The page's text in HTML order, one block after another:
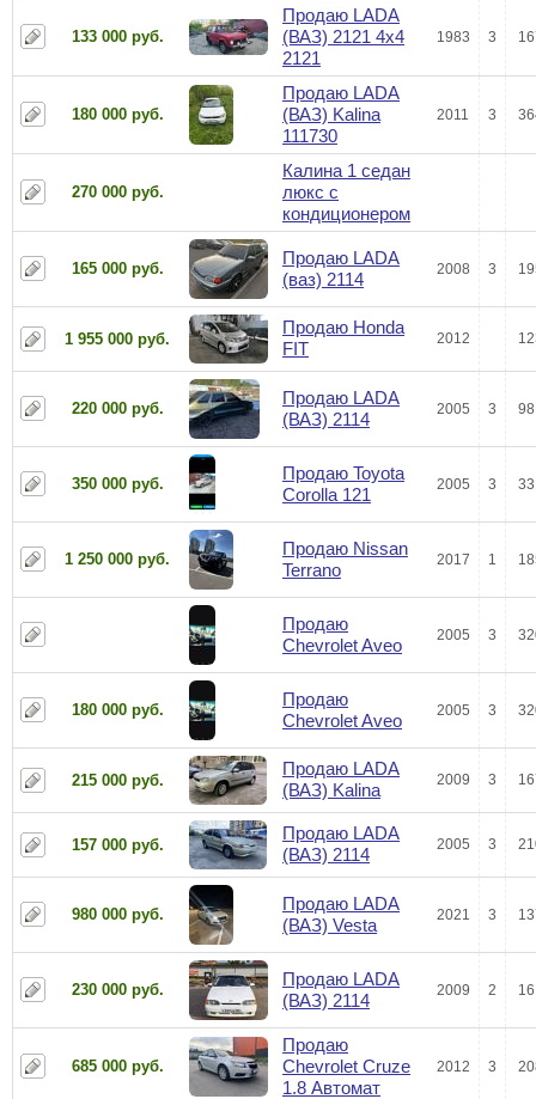
133 000 руб.
Продаю LADA
(ВАЗ) 2121 4x4
2121
1983 3
180 000 руб.
Продаю LADA
(ВАЗ) Kalina
111730
2011 3
270 000 руб.
Калина 1 седан
люкс с
кондиционером
165 000 руб.
Продаю LADA
(ваз) 2114
2008 3
1 955 000 руб.
Продаю Honda
FIT
2012
220 000 руб.
Продаю LADA
(ВАЗ) 2114
2005 3
350 000 руб.
Продаю Toyota
Corolla 121
2005 3
1 250 000 руб.
Продаю Nissan
Terrano
2017 1
Продаю
Chevrolet Aveo
2005 3
180 000 руб.
Продаю
Chevrolet Aveo
2005 3
215 000 руб.
Продаю LADA
(ВАЗ) Kalina
2009 3
157 000 руб.
Продаю LADA
(ВАЗ) 2114
2005 3
980 000 руб.
Продаю LADA
(ВАЗ) Vesta
2021 3
230 000 руб.
Продаю LADA
(ВАЗ) 2114
2009 2
685 000 руб.
Продаю
Chevrolet Cruze
1.8 Автомат
2012 3